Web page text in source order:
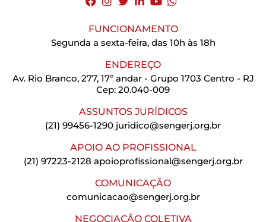
FUNCIONAMENTO
Segunda a sexta-feira, das 10h às 18h
ENDEREÇO
Av. Rio Branco, 277, 17º andar - Grupo 1703 Centro - RJ
Cep: 20.040-009
ASSUNTOS JURÍDICOS
(21) 99456-1290 juridico@sengerj.org.br
APOIO AO PROFISSIONAL
(21) 97223-2128 apoioprofissional@sengerj.org.br
COMUNICAÇÃO
comunicacao@sengerj.org.br
NEGOCIAÇÃO COLETIVA